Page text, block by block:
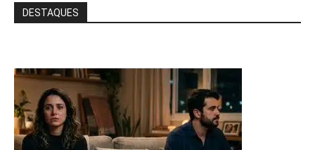
DESTAQUES